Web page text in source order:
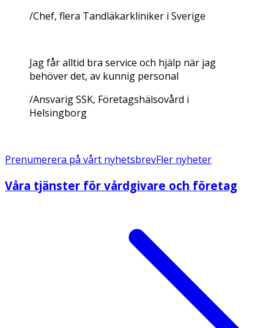
/Chef, flera Tandläkarkliniker i Sverige
Jag får alltid bra service och hjälp när jag
behöver det, av kunnig personal
/Ansvarig SSK, Företagshälsovård i
Helsingborg
Prenumerera på vårt nyhetsbrevFler nyheter
Våra tjänster för vårdgivare och företag